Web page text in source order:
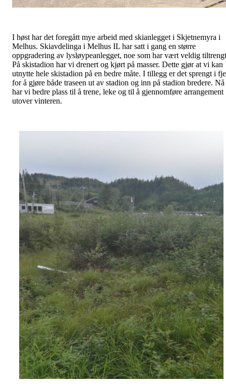
I høst har det foregått mye arbeid med skianlegget i Skjetnemyra i
Melhus. Skiavdelinga i Melhus IL har satt i gang en større
oppgradering av lysløypeanlegget, noe som har vært veldig
På skistadion har vi drenert og kjørt på masser. Dette gjør at vi kan
utnytte hele skistadion på en bedre måte. I tillegg er det sprengt i
for å gjøre både traseen ut av stadion og inn på stadion bredere. Nå
har vi bedre plass til å trene, leke og til å gjennomføre arrangement
utover vinteren.